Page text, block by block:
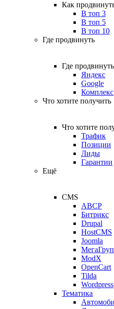
Как
В топ 3
В топ 5
В топ 10
Где продвинуть
Где продвинуть
Яндекс
Google
Комплекс
Что хотите получить
Что хотите
Трафик
Позиции
Лиды
Гарантии
Ещё
CMS
ABCP
Битрикс
Drupal
HostCMS
Joomla
ModX
OpenCart
Tilda
Wordpress
Тематика